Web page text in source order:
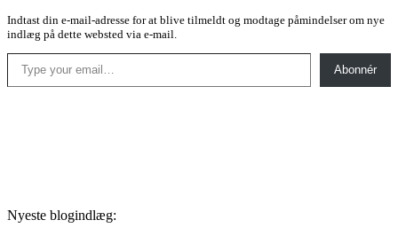
Indtast din e-mail-adresse for at blive tilmeldt og modtage påmindelser om nye
indlæg på dette websted via e-mail.
Type your email…
Abonnér
Nyeste blogindlæg: